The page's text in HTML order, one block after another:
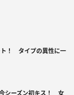
ト！ タイプの異性に一
シーズン初キス！ 女